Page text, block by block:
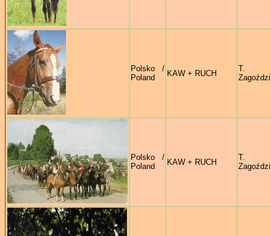
Polsko /
Poland
KAW + RUCH
T.
Polsko /
Poland
KAW + RUCH
T.